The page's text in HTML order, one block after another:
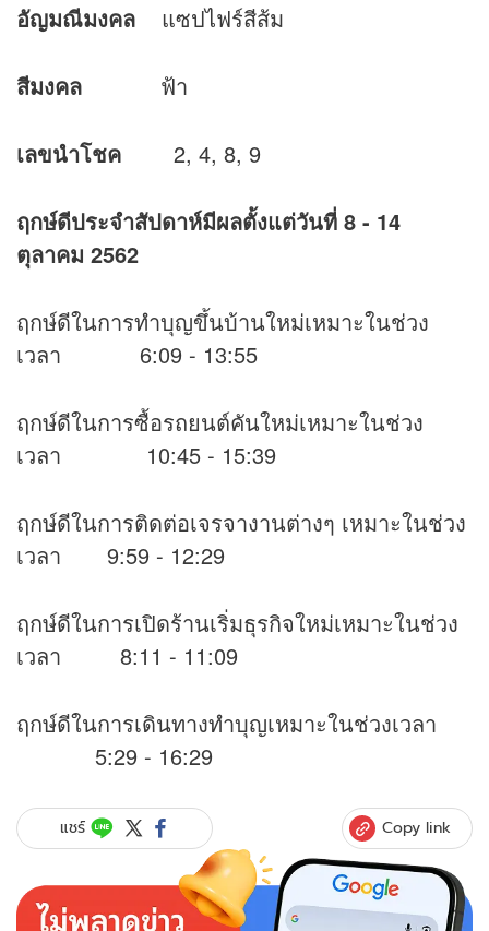
อัญมณีมงคล แซปไฟร์สีส้ม
สีมงคล ฟ้า
เลขนำโชค 2, 4, 8, 9
ฤกษ์ดีประจำสัปดาห์มีผลตั้งแต่วันที่ 8 - 14
ตุลาคม 2562
ฤกษ์ดีในการทำบุญขึ้นบ้านใหม่เหมาะในช่วง
เวลา 6:09 - 13:55
ฤกษ์ดีในการซื้อรถยนต์คันใหม่เหมาะในช่วง
เวลา 10:45 - 15:39
ฤกษ์ดีในการติดต่อเจรจางานต่างๆ เหมาะในช่วง
เวลา 9:59 - 12:29
ฤกษ์ดีในการเปิดร้านเริ่มธุรกิจใหม่เหมาะในช่วง
เวลา 8:11 - 11:09
ฤกษ์ดีในการเดินทางทำบุญเหมาะในช่วงเวลา
5:29 - 16:29
แชร์ Copy link